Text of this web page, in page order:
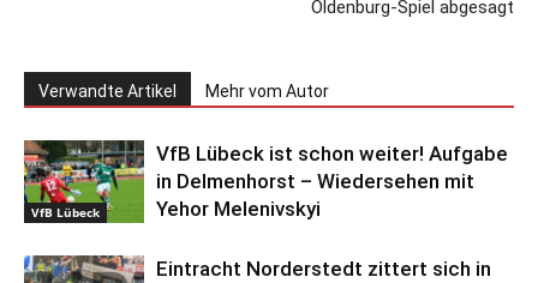
Oldenburg-Spiel abgesagt
Verwandte Artikel Mehr vom Autor
VfB Lübeck
VfB Lübeck ist schon weiter! Aufgabe
in Delmenhorst – Wiedersehen mit
Yehor Melenivskyi
Eintracht Norderstedt zittert sich in